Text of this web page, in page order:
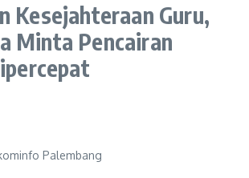
Kesejahteraan Guru,
Minta Pencairan
Palembang